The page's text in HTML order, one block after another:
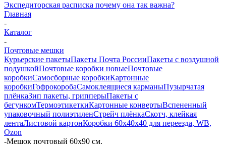
Экспедиторская расписка почему она так важна?
Главная
-
Каталог
-
Почтовые мешки
Курьерские пакетыПакеты Почта РоссииПакеты с воздушной
подушкойПочтовые коробки новыеПочтовые
коробкиСамосборные коробкиКартонные
коробкиГофрокоробаСамоклеящиеся карманыПузырчатая
плёнкаЗип пакеты, грипперыПакеты с
бегункомТермоэтикеткиКартонные конвертыВспененный
упаковочный полиэтиленСтрейч плёнкаСкотч, клейкая
лентаЛистовой картонКоробки 60х40х40 для переезда, WB,
Ozon
-Мешок почтовый 60х90 см.